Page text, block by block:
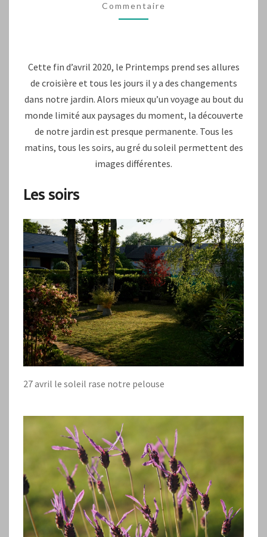
JARDIN
Commentaire
Cette fin d’avril 2020, le Printemps prend ses allures
de croisière et tous les jours il y a des changements
dans notre jardin. Alors mieux qu’un voyage au bout du
monde limité aux paysages du moment, la découverte
de notre jardin est presque permanente. Tous les
matins, tous les soirs, au gré du soleil permettent des
images différentes.
Les soirs
27 avril le soleil rase notre pelouse